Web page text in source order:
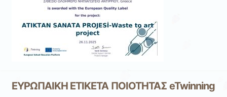
ΕΥΡΩΠΑΙΚΗ ΕΤΙΚΕΤΑ ΠΟΙΟΤΗΤΑΣ eTwinning